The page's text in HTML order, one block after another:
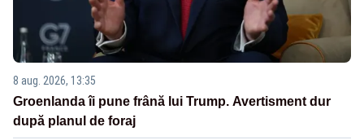
8 aug. 2026, 13:35
Groenlanda îi pune frână lui Trump. Avertisment dur
după planul de foraj